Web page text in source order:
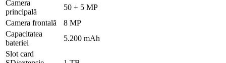
Camera
principală
50 + 5 MP
Camera frontală
8 MP
Capacitatea
bateriei
5.200 mAh
Slot card